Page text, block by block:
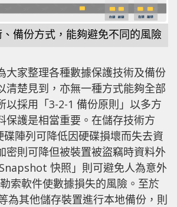
備份方式，能夠避免不同的風險
大家整理各種數據保護技術及備份
清楚見到，亦無一種方式能夠全部
以採用「3-2-1 備份原則」以多方
保護是相當重要。在儲存技術方
碟陣列可降低因硬碟損壞而失去資
密則可降但被裝置被盜竊時資料外
快照」則可避免人為意外
索軟件使數據損失的風險。至於
為其他儲存裝置進行本地備份，則